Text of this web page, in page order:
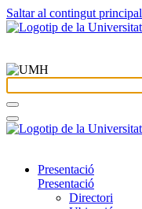
Saltar al contingut principal
Presentació
Presentació
Directori